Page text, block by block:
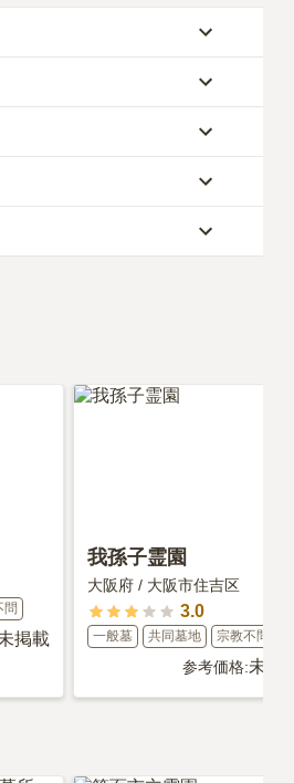
円から、永代供養墓が
代別途）、樹木葬が約48
なのは、ご家族が心から
価されています。
す。スーパーマーケッ
。
問
掲載
我孫子霊園
大阪府 / 大阪市住吉区
3.0
一般墓 共同墓地 宗教不問
参考価格:未掲載